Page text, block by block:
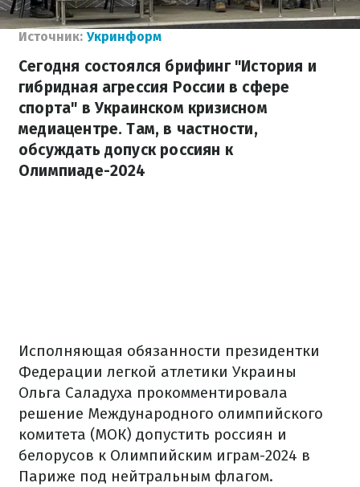
Источник: Укринформ
Сегодня состоялся брифинг "История и
гибридная агрессия России в сфере
спорта" в Украинском кризисном
медиацентре. Там, в частности,
обсуждать допуск россиян к
Олимпиаде-2024
Исполняющая обязанности президентки
Федерации легкой атлетики Украины
Ольга Саладуха прокомментировала
решение Международного олимпийского
комитета (МОК) допустить россиян и
белорусов к Олимпийским играм-2024 в
Париже под нейтральным флагом.